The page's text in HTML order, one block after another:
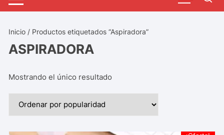
Inicio / Productos etiquetados “Aspiradora”
ASPIRADORA
Mostrando el único resultado